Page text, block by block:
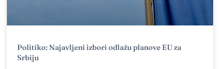
Politiko: Najavljeni izbori odlažu planove EU za
Srbiju